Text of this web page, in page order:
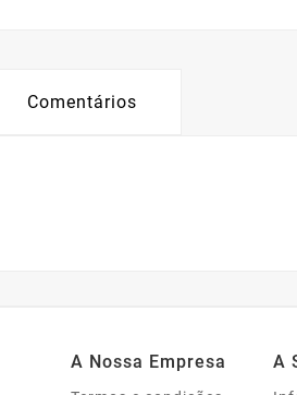
Comentários
A Nossa Empresa A